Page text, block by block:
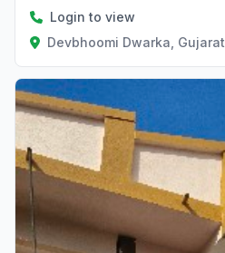
Login to view
Devbhoomi Dwarka, Gujarat